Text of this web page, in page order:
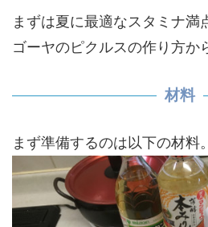
まずは夏に最適なスタミナ満
ゴーヤのピクルスの作り方か
材料
まず準備するのは以下の材料。